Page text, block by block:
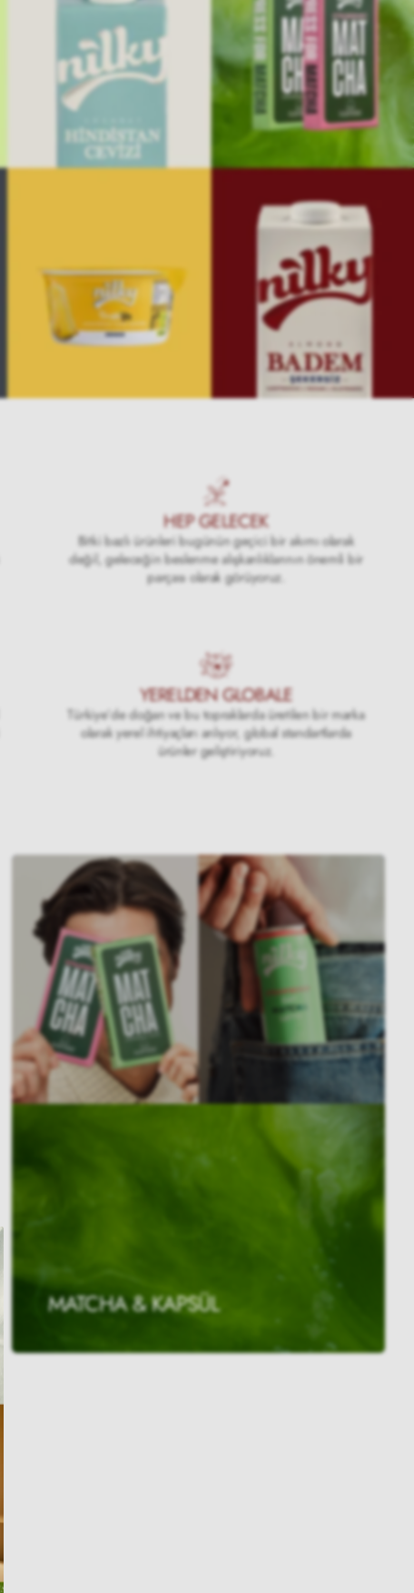
HEP GELECEK
Bitki bazlı ürünleri bugünün geçici bir akımı olarak
değil, geleceğin beslenme alışkanlıklarının önemli bir
parçası olarak görüyoruz.
YERELDEN GLOBALE
Türkiye’de doğan ve bu topraklarda üretilen bir marka
olarak yerel ihtiyaçları anlıyor, global standartlarda
ürünler geliştiriyoruz.
MATCHA & KAPSÜL